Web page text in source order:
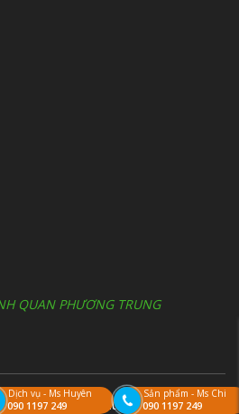
QUAN PHƯƠNG TRUNG
trung ALL Right Reserved
Dịch vụ - Ms Huyên
090 1197 249
Sản phẩm - Ms Chi
090 1197 249